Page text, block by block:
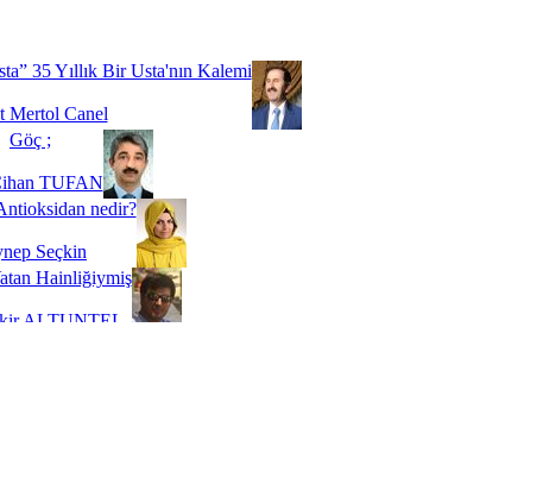
buyuz...
35 Yıllık Bir Usta'nın Kalemi
Mertol Canel
Göç ;
TUFAN
nedir?
Seçkin
Hainliğiymiş
ALTUNTEL
Bir Süre De Olsa Burdayız